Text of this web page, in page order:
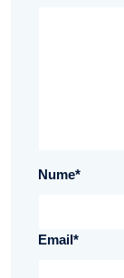
Nume*
Email*